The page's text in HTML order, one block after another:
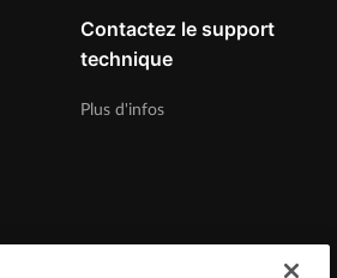
Contactez le support
technique
Plus d'infos